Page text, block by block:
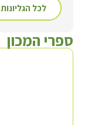
לכל הגליונות
ספרי המכון